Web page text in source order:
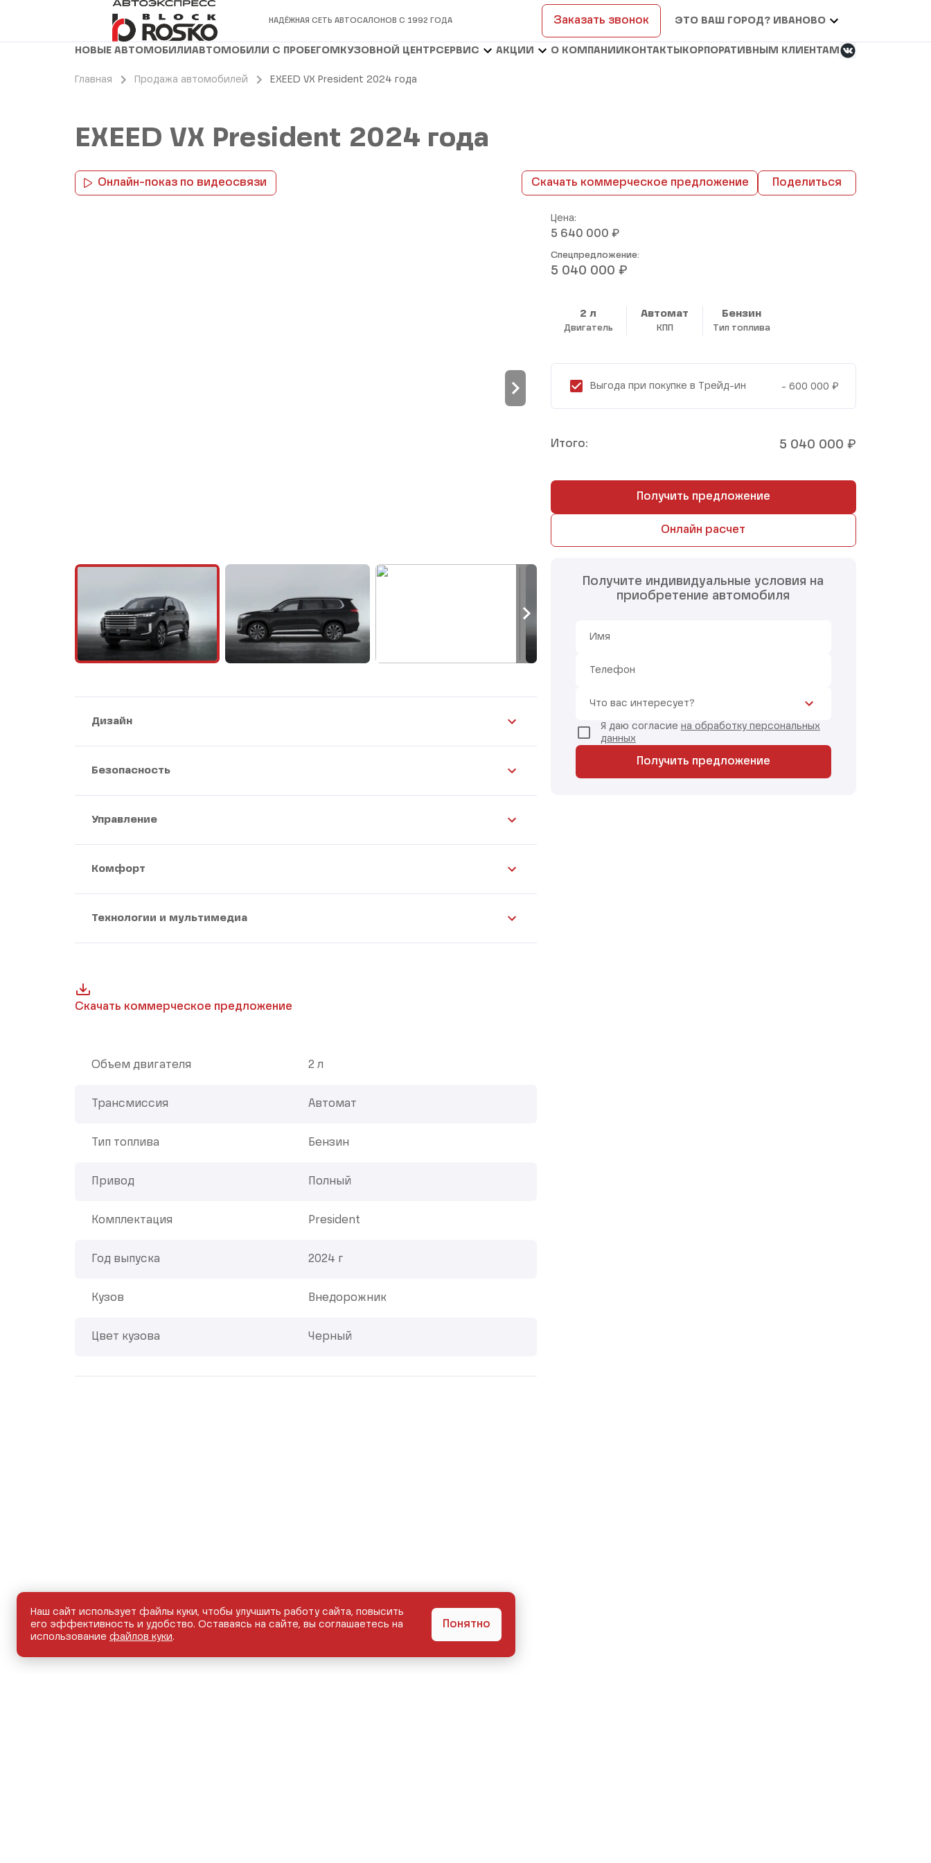
НАДЁЖНАЯ СЕТЬ АВТОСАЛОНОВ С 1992 ГОДА Заказать звонок ЭТО ВАШ ГОРОД? ИВАНОВО
НОВЫЕ АВТОМОБИЛИ АВТОМОБИЛИ С ПРОБЕГОМ КУЗОВНОЙ ЦЕНТРСЕРВИС АКЦИИ О КОМПАНИИ КОНТАКТЫ КОРПОРАТИВНЫМ КЛИЕНТАМ
Главная Продажа автомобилей EXEED VX President 2024 года
EXEED VX President 2024 года
Онлайн-показ по видеосвязи Скачать коммерческое предложение Поделиться
Дизайн
Безопасность
Управление
Комфорт
Технологии и мультимедиа
Скачать коммерческое предложение
Объем двигателя 2 л
Трансмиссия Автомат
Тип топлива Бензин
Привод Полный
Комплектация President
Год выпуска 2024 г
Кузов Внедорожник
Цвет кузова Черный
Цена:
5 640 000 ₽
Спецпредложение:
5 040 000 ₽
2 л
Двигатель
Автомат
КПП
Бензин
Тип топлива
Выгода при покупке в Трейд-ин - 600 000 ₽
Итого: 5 040 000 ₽
Получить предложение
Онлайн расчет
Получите индивидуальные условия на
приобретение автомобиля
Имя
Телефон
Что вас интересует?
Я даю согласие на обработку персональных
данных
Получить предложение
Наш сайт использует файлы куки, чтобы улучшить работу сайта, повысить
его эффективность и удобство. Оставаясь на сайте, вы соглашаетесь на
использование файлов куки.
Понятно